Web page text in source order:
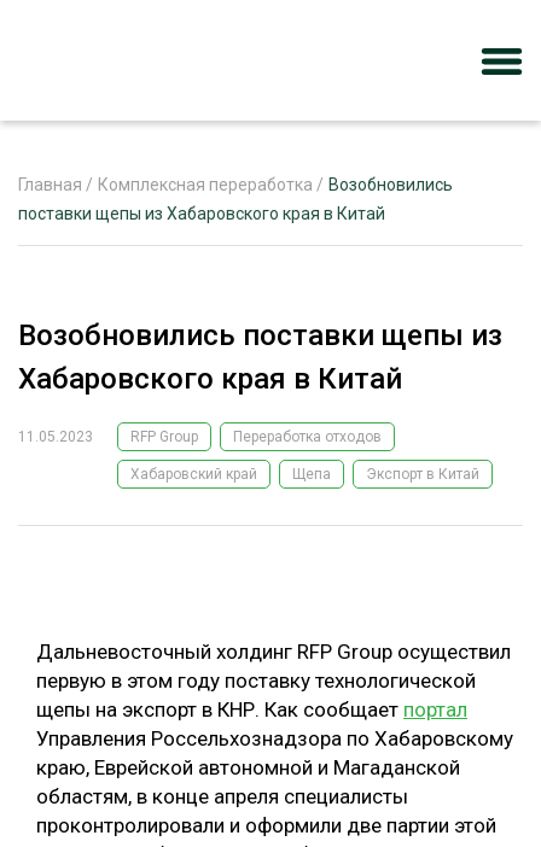
РЕКЛАМОДАТЕЛЯМ
ЛЕСНОЕ ХОЗЯЙСТВО
ЛЕСОЗАГОТОВКА
БИОЭНЕРГЕТИКА
ЛЕСОВОССТАНОВЛЕНИЕ И ЗАЩИТА
ЛОГИСТИКА
ПРОИЗВОДСТВО ДРЕВЕСНЫХ ПЛИТ
ЦБП
ТЕМАТИЧЕСКИЕ ПРОЕКТЫ
ПОДБОРКИ СТАТЕЙ
Главная / Комплексная переработка / Возобновились
поставки щепы из Хабаровского края в Китай
Возобновились поставки щепы из
Хабаровского края в Китай
11.05.2023 RFP Group Переработка отходов
Хабаровский край Щепа Экспорт в Китай
Дальневосточный холдинг RFP Group осуществил
первую в этом году поставку технологической
щепы на экспорт в КНР. Как сообщает портал
Управления Россельхознадзора по Хабаровскому
краю, Еврейской автономной и Магаданской
областям, в конце апреля специалисты
проконтролировали и оформили две партии этой